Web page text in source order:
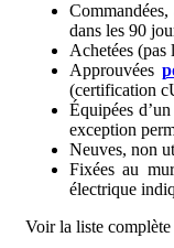
Commandées,
dans les 90
Achetées (pas
Approuvées
(certification
Équipées
exception
Neuves, non
Fixées au
électrique
Voir la liste complète